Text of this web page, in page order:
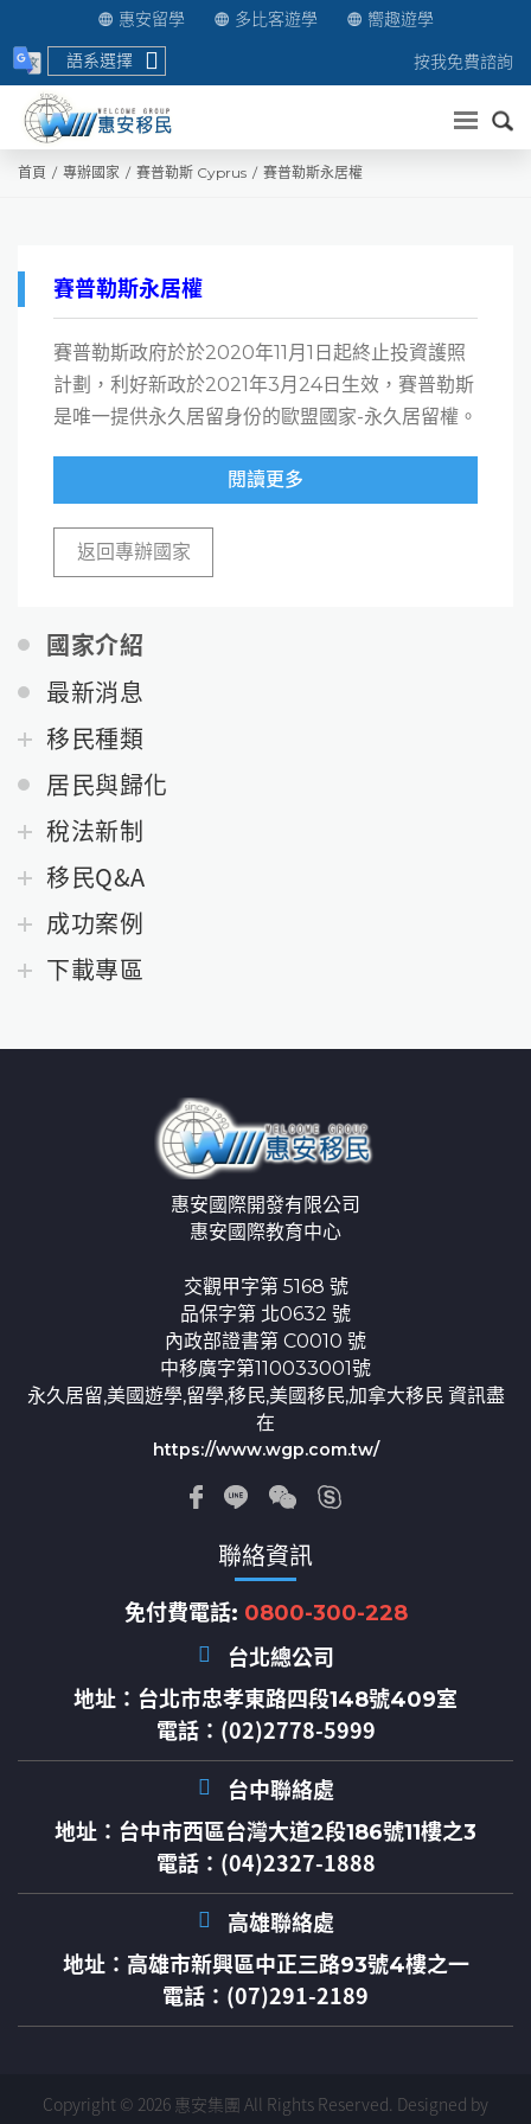
惠安留學 多比客遊學
嚮趣遊學
語系選擇
按我免費諮詢
送出
首頁 專辦國家 賽普勒斯 Cyprus 賽普勒斯永居權
國家介紹
最新消息
移民種類
居民與歸化
稅法新制
移民Q&A
成功案例
下載專區
賽普勒斯永居權
賽普勒斯政府於於2020年11月1日起終止投資護照
計劃，利好新政於2021年3月24日生效，賽普勒斯
是唯一提供永久居留身份的歐盟國家-永久居留權。
閱讀更多
返回專辦國家
惠安國際開發有限公司
惠安國際教育中心
交觀甲字第 5168 號
品保字第 北0632 號
內政部證書第 C0010 號
中移廣字第110033001號
永久居留,美國遊學,留學,移民,美國移民,加拿大移民 資訊盡
在
https://www.wgp.com.tw/
聯絡資訊
免付費電話: 0800-300-228
台北總公司
地址： 台北市忠孝東路四段148號409室
電話：(02)2778-5999
台中聯絡處
地址： 台中市西區台灣大道2段186號11樓之3
電話：(04)2327-1888
高雄聯絡處
地址： 高雄市新興區中正三路93號4樓之一
電話：(07)291-2189
Copyright © 2026 惠安集團 All Rights Reserved. Designed by